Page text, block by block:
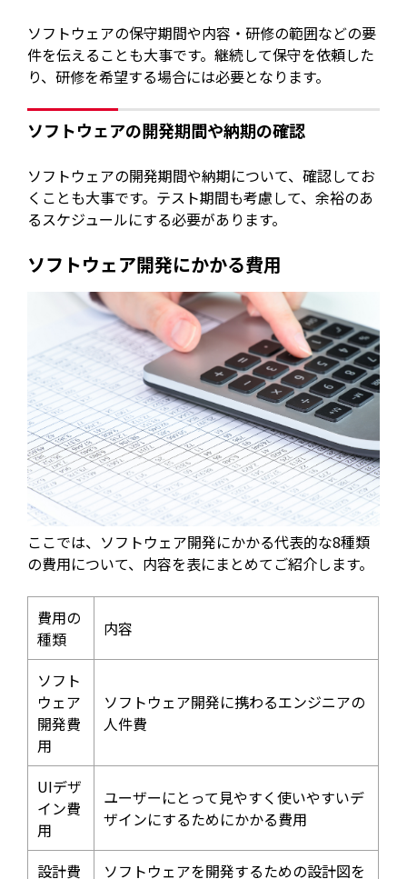
ソフトウェアの保守期間や内容・研修の範囲などの要
件を伝えることも大事です。継続して保守を依頼した
り、研修を希望する場合には必要となります。
ソフトウェアの開発期間や納期の確認
ソフトウェアの開発期間や納期について、確認してお
くことも大事です。テスト期間も考慮して、余裕のあ
るスケジュールにする必要があります。
ソフトウェア開発にかかる費用
ここでは、ソフトウェア開発にかかる代表的な8種類
の費用について、内容を表にまとめてご紹介します。
費用の
種類
内容
ソフト
ウェア
開発費
用
ソフトウェア開発に携わるエンジニアの
人件費
UIデザ
イン費
用
ユーザーにとって見やすく使いやすいデ
ザインにするためにかかる費用
設計費 ソフトウェアを開発するための設計図を